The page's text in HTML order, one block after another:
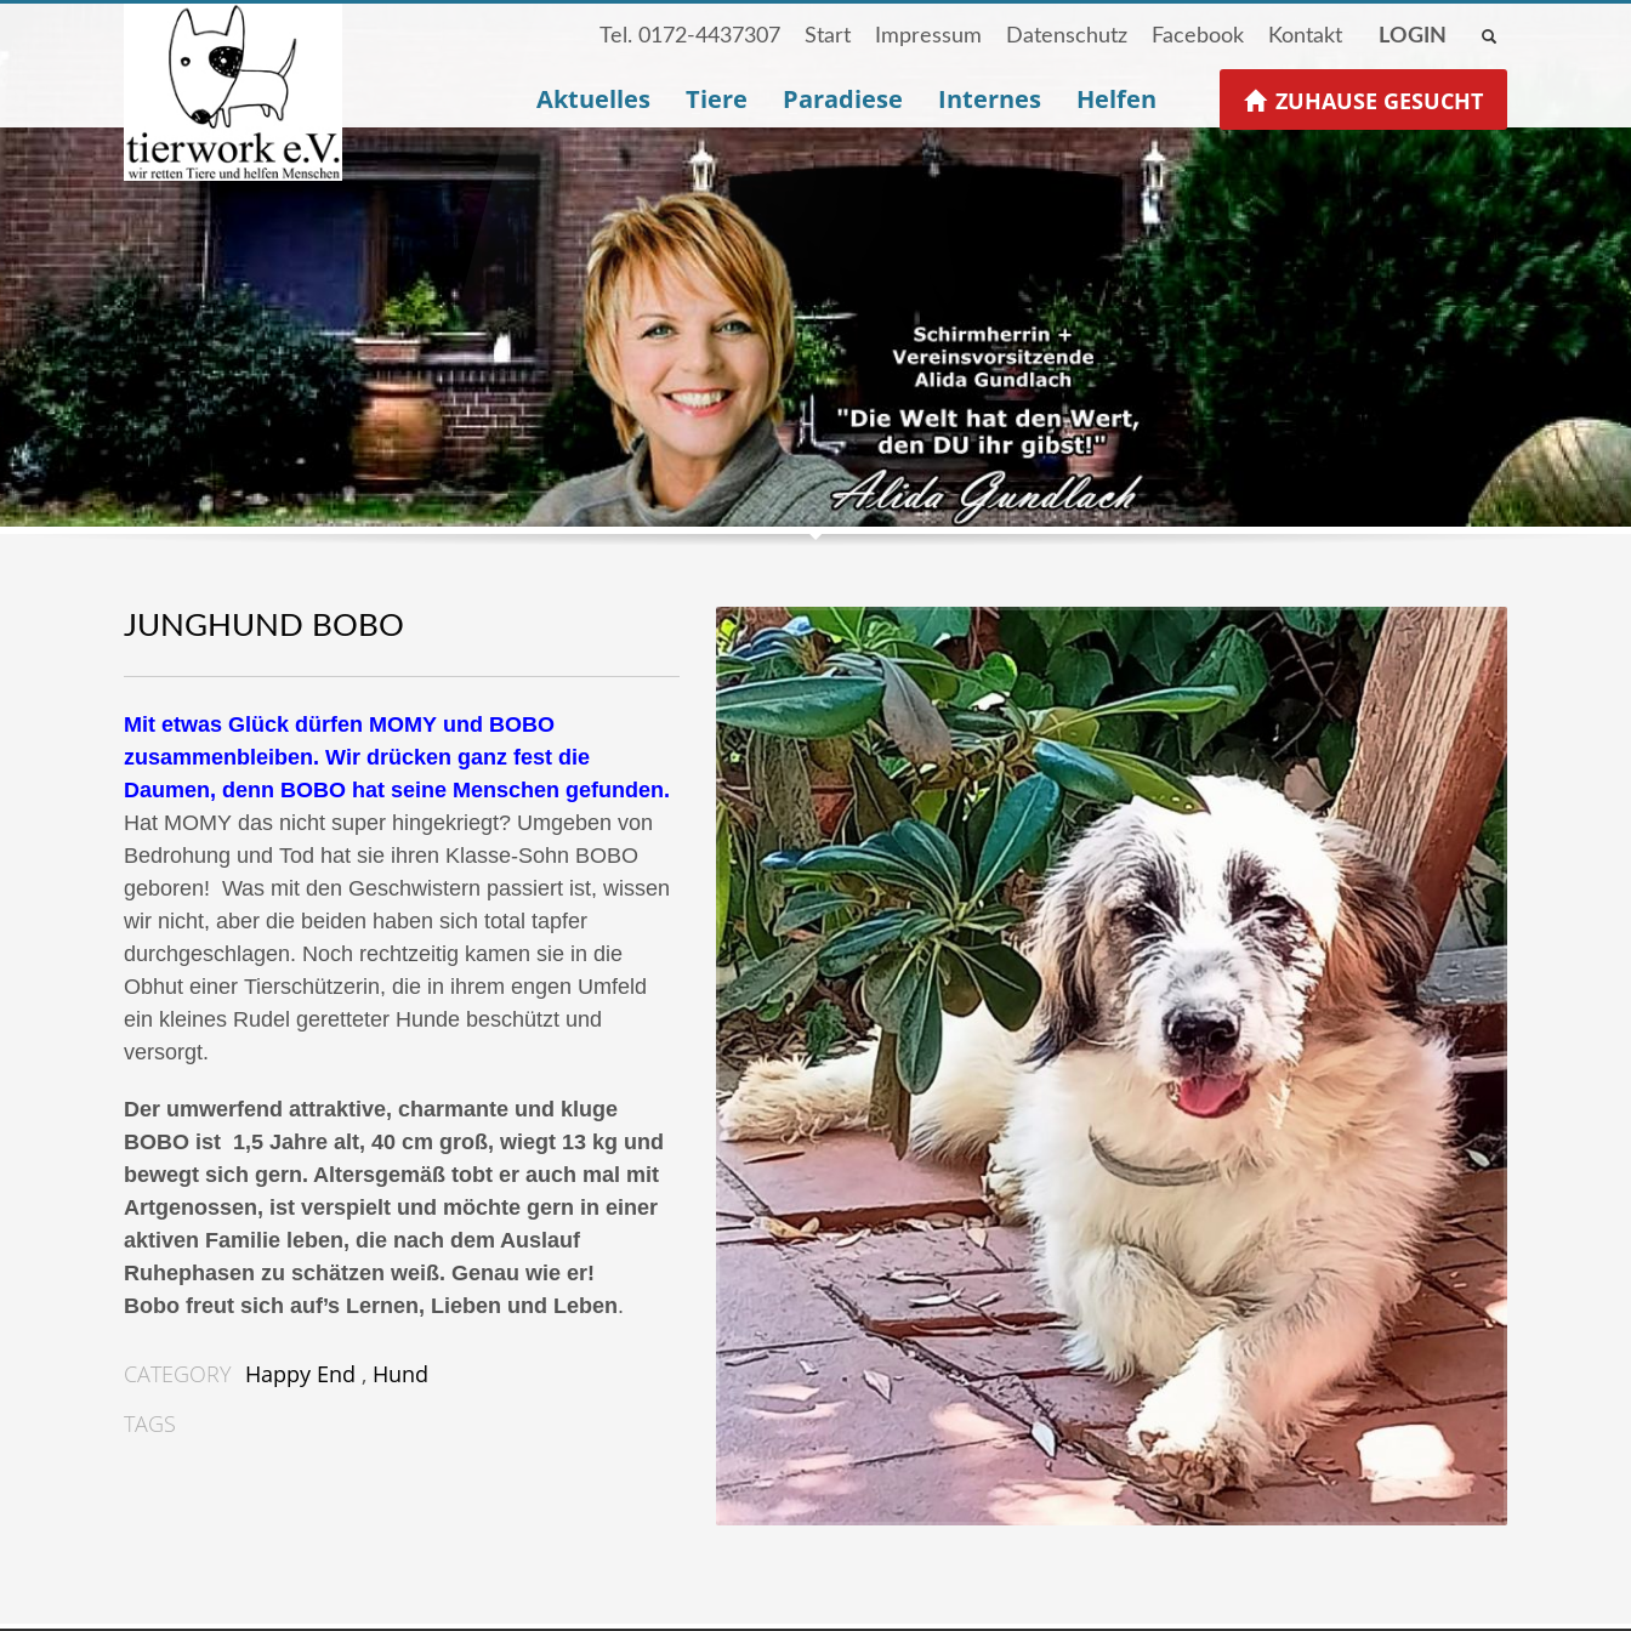
Tel. 0172-4437307 Start Impressum Datenschutz Facebook Kontakt LOGIN
Aktuelles Tiere Paradiese Internes Helfen ZUHAUSE GESUCHT
JUNGHUND BOBO
Mit etwas Glück dürfen MOMY und BOBO
zusammenbleiben. Wir drücken ganz fest die
Daumen, denn BOBO hat seine Menschen gefunden.
Hat MOMY das nicht super hingekriegt? Umgeben von
Bedrohung und Tod hat sie ihren Klasse-Sohn BOBO
geboren! Was mit den Geschwistern passiert ist, wissen
wir nicht, aber die beiden haben sich total tapfer
durchgeschlagen. Noch rechtzeitig kamen sie in die
Obhut einer Tierschützerin, die in ihrem engen Umfeld
ein kleines Rudel geretteter Hunde beschützt und
versorgt.
Der umwerfend attraktive, charmante und kluge
BOBO ist 1,5 Jahre alt, 40 cm groß, wiegt 13 kg und
bewegt sich gern. Altersgemäß tobt er auch mal mit
Artgenossen, ist verspielt und möchte gern in einer
aktiven Familie leben, die nach dem Auslauf
Ruhephasen zu schätzen weiß. Genau wie er!
Bobo freut sich auf’s Lernen, Lieben und Leben.
CATEGORY Happy End , Hund
TAGS